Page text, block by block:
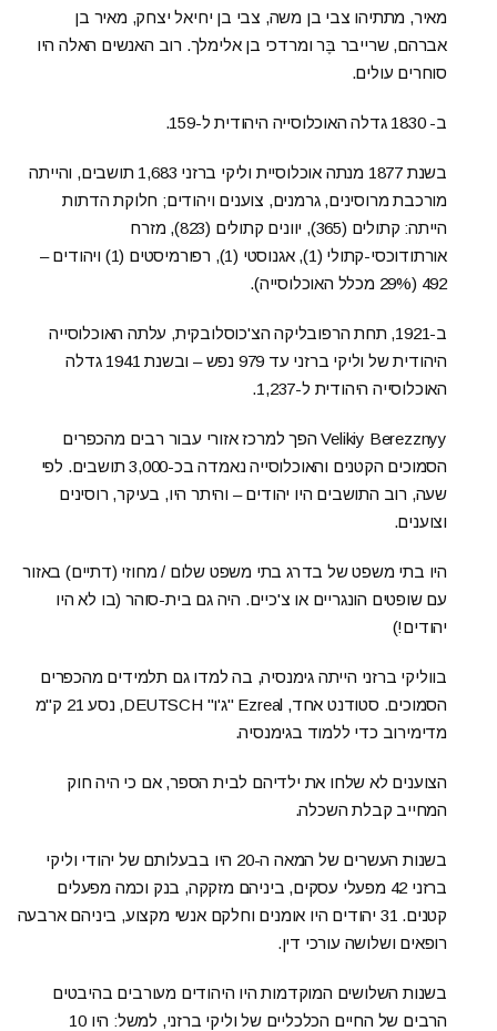
מאיר, מתתיהו צבי בן משה, צבי בן יחיאל יצחק, מאיר בן
אברהם, שרייבר בֶּר ומרדכי בן אלימלך. רוב האנשים האלה היו
סוחרים עולים.
ב- 1830 גדלה האוכלוסייה היהודית ל-159.
בשנת 1877 מנתה אוכלוסיית וליקי ברזני 1,683 תושבים, והייתה
מורכבת מרוסינים, גרמנים, צוענים ויהודים; חלוקת הדתות
הייתה: קתולים (365), יוונים קתולים (823), מזרח
אורתודוכסי-קתולי (1), אגנוסטי (1), רפורמיסטים (1) ויהודים –
492 (29% מכלל האוכלוסייה).
ב-1921, תחת הרפובליקה הצ'כוסלובקית, עלתה האוכלוסייה
היהודית של וליקי ברזני עד 979 נפש – ובשנת 1941 גדלה
האוכלוסייה היהודית ל-1,237.
Velikiy Berezznyy הפך למרכז אזורי עבור רבים מהכפרים
הסמוכים הקטנים והאוכלוסייה נאמדה בכ-3,000 תושבים. לפי
שעה, רוב התושבים היו יהודים – והיתר היו, בעיקר, רוסינים
וצוענים.
היו בתי משפט של בדרג בתי משפט שלום / מחוזי (דתיים) באזור
עם שופטים הונגריים או צ'כיים. היה גם בית-סוהר (בו לא היו
יהודים!)
בווליקי ברזני הייתה גימנסיה, בה למדו גם תלמידים מהכפרים
הסמוכים. סטודנט אחד, Ezreal "ג'ו" DEUTSCH, נסע 21 ק"מ
מדימירוב כדי ללמוד בגימנסיה.
הצוענים לא שלחו את ילדיהם לבית הספר, אם כי היה חוק
המחייב קבלת השכלה.
בשנות העשרים של המאה ה-20 היו בבעלותם של יהודי וליקי
ברזני 42 מפעלי עסקים, ביניהם מזקקה, בנק וכמה מפעלים
קטנים. 31 יהודים היו אומנים וחלקם אנשי מקצוע, ביניהם ארבעה
רופאים ושלושה עורכי דין.
בשנות השלושים המוקדמות היו היהודים מעורבים בהיבטים
הרבים של החיים הכלכליים של וליקי ברזני, למשל: היו 10